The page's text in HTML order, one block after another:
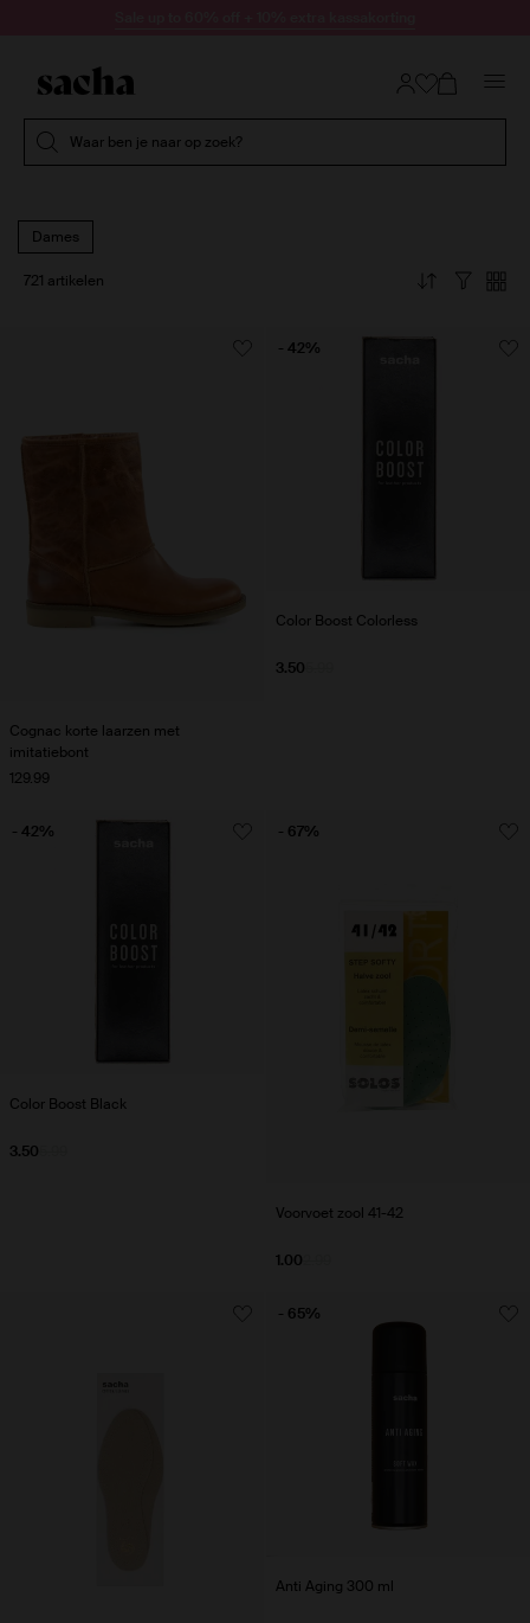
Waar ben je naar op zoek?
Dames
721 artikelen
Cognac korte laarzen met
imitatiebont
129.99
Color Boost Colorless
3.50
- 42%
Color Boost Black
3.50
- 42%
Voorvoet zool 41-42
1.00
- 67%
Anti Aging 300 ml
- 65%